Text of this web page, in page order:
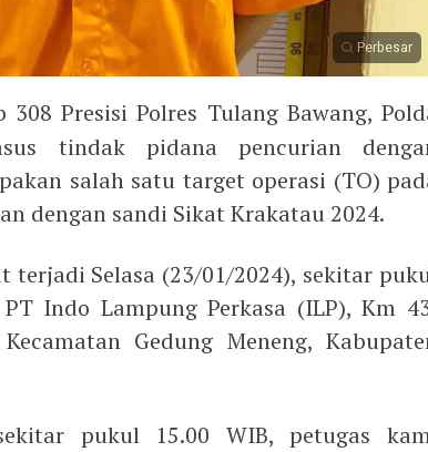
Perbesar
308 Presisi Polres Tulang Bawang,
tindak pidana pencurian
salah satu target operasi (TO)
dengan sandi Sikat Krakatau 2024.
terjadi Selasa (23/01/2024), sekitar
Indo Lampung Perkasa (ILP), Km
Gedung Meneng,
pukul 15.00 WIB, petugas